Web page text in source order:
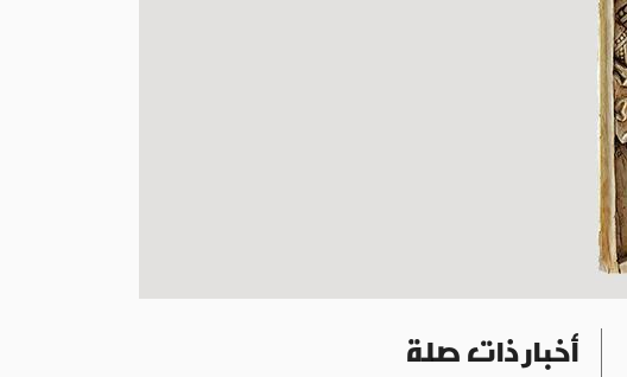
أخبار ذات صلة